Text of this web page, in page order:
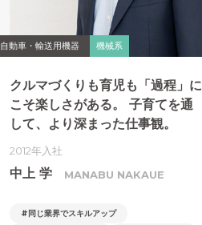
自動車・輸送用機器 機械系
クルマづくりも育児も「過程」に
こそ楽しさがある。
子育てを通
して、より深まった仕事観。
2012年入社
中上 学 MANABU NAKAUE
同じ業界でスキルアップ